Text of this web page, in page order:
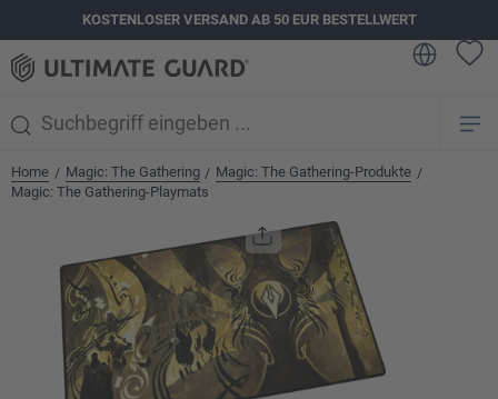
springenKOSTENLOSER VERSAND AB 50 EUR BESTELLWERT
Home / Magic: The Gathering / Magic: The Gathering-Produkte /
Magic: The Gathering-Playmats